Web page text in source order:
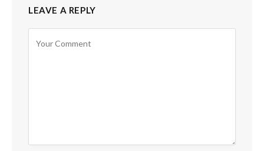
LEAVE A REPLY